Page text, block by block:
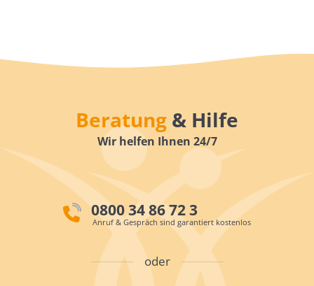
Beratung & Hilfe
Wir helfen Ihnen 24/7
0800 34 86 72 3
Anruf & Gespräch sind garantiert kostenlos
oder